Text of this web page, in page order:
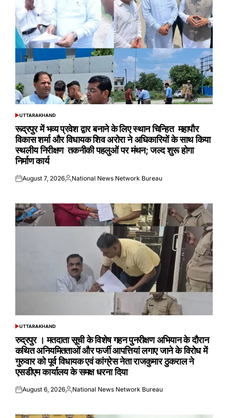
POSTED
UTTARAKHAND
रूद्रपुर में भव्य प्रवेश द्वार बनाने के लिए स्थान चिन्हित महापौर
विकास शर्मा और विधायक शिव अरोरा ने अधिकारियों के साथ किया
स्थलीय निरीक्षण तकनीकी पहलुओं पर मंथन; जल्द शुरू होगा
निर्माण कार्य
Posted
August 7, 2026Posted
National News Network Bureau
POSTED
UTTARAKHAND
रुद्रपुर । मतदाता सूची के विशेष गहन पुनरीक्षण अभियान के दौरान
कथित अनियमितताओं और फर्जी आपत्तियां लगाए जाने के विरोध में
गुरुवार को पूर्व विधायक एवं कांग्रेस नेता राजकुमार ठुकराल ने
एसडीएम कार्यालय के समक्ष धरना दिया
Posted
August 6, 2026Posted
National News Network Bureau